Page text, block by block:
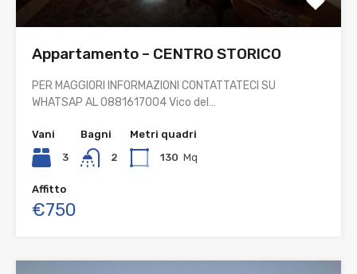
Appartamento – CENTRO STORICO
PER MAGGIORI INFORMAZIONI CONTATTATECI SU
WHATSAP AL 0881617004 Vico del…
Vani
3
Bagni
2
Metri quadri
130 Mq
Affitto
€750